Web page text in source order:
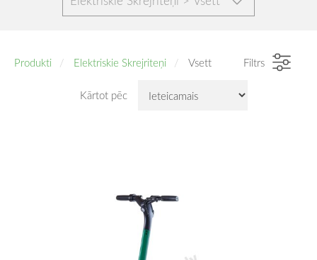
Produkti Elektriskie Skrejriteņi Vsett Filtrs
Kārtot pēc